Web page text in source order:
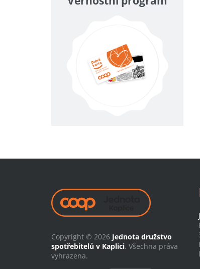
Copyright © 2026 Jednota družstvo
spotřebitelů v Kaplici. Všechna práva
vyhrazena.